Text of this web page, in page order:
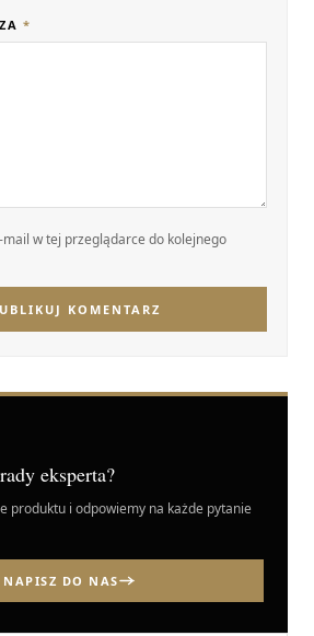
*
w tej przeglądarce do kolejnego
KOMENTARZ
eksperta?
produktu i odpowiemy na każde pytanie
NAPISZ DO NAS